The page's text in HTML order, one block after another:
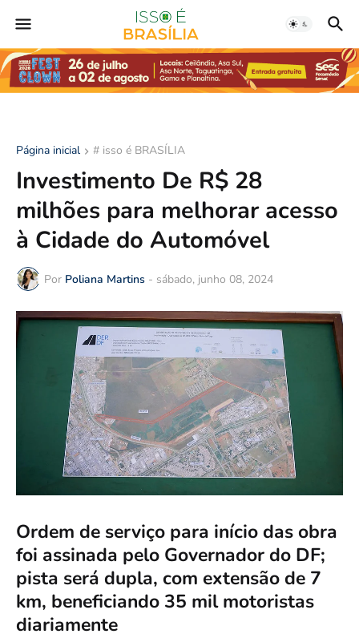
Página inicial # isso é BRASÍLIA
Investimento De R$ 28
milhões para melhorar acesso
à Cidade do Automóvel
Por Poliana Martins - sábado, junho 08, 2024
Ordem de serviço para início das obra
foi assinada pelo Governador do DF;
pista será dupla, com extensão de 7
km, beneficiando 35 mil motoristas
diariamente